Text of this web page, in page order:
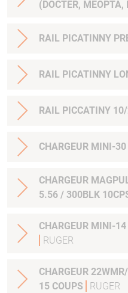
(DOCTER, MEOPTA,
RAIL PICATINNY
RAIL PICATINNY
RAIL PICCATINY
CHARGEUR MINI-
CHARGEUR
5.56 / 300BLK
CHARGEUR MINI-
RUGER
CHARGEUR 22WMR/17HMR
15 COUPS
RUGER